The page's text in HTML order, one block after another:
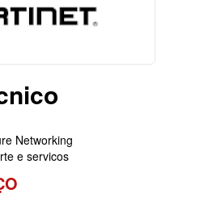
Networking
e servicos